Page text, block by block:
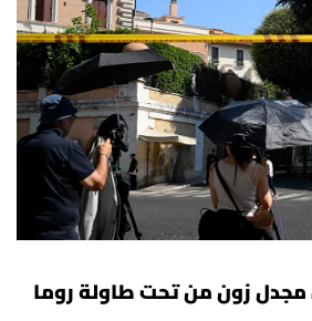
مجدل زون من تحت طاولة روما